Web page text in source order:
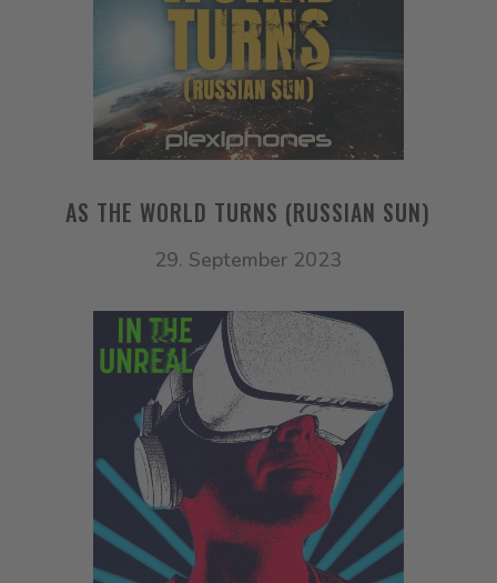
AS THE WORLD TURNS (RUSSIAN SUN)
29. September 2023